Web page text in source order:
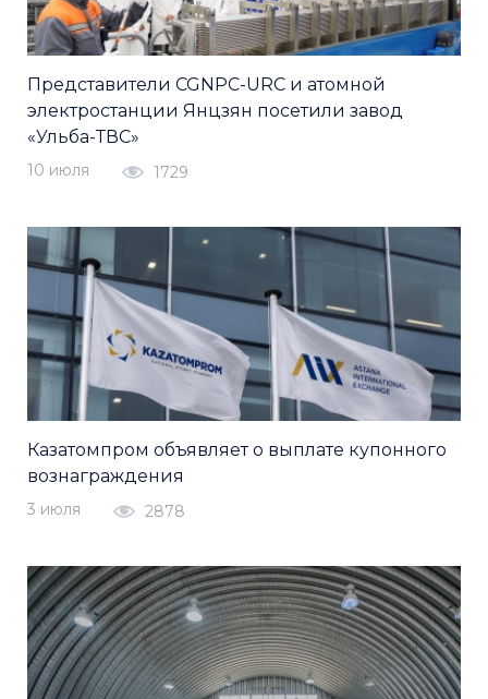
Представители CGNPC-URC и атомной
электростанции Янцзян посетили завод
«Ульба-ТВС»
10 июля 1729
Казатомпром объявляет о выплате купонного
вознаграждения
3 июля 2878